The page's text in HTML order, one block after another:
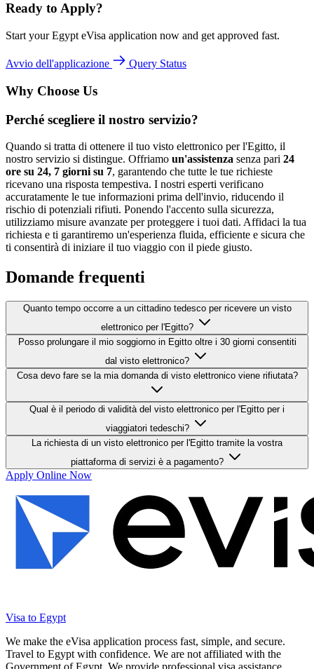
Ready to Apply?
Start your Egypt eVisa application now and get approved fast.
Avvio dell'applicazione Query Status
Why Choose Us
Perché scegliere il nostro servizio?
Quando si tratta di ottenere il tuo visto elettronico per l'Egitto, il
nostro servizio si distingue. Offriamo un'assistenza senza pari 24
ore su 24, 7 giorni su 7, garantendo che tutte le tue richieste
ricevano una risposta tempestiva. I nostri esperti verificano
accuratamente le tue informazioni prima dell'invio, riducendo il
rischio di potenziali rifiuti. Ponendo l'accento sulla sicurezza,
utilizziamo misure avanzate per proteggere i tuoi dati. Affidaci la tua
richiesta e ti garantiremo un'esperienza fluida, efficiente e sicura che
ti consentirà di iniziare il tuo viaggio con il piede giusto.
Domande frequenti
Quanto tempo occorre a un cittadino tedesco per ricevere un visto
elettronico per l'Egitto?
Posso prolungare il mio soggiorno in Egitto oltre i 30 giorni consentiti
dal visto elettronico?
Cosa devo fare se la mia domanda di visto elettronico viene rifiutata?
Qual è il periodo di validità del visto elettronico per l'Egitto per i
viaggiatori tedeschi?
La richiesta di un visto elettronico per l'Egitto tramite la vostra
piattaforma di servizi è a pagamento?
Apply Online Now
Visa to Egypt
We make the eVisa application process fast, simple, and secure.
Travel to Egypt with confidence. We are not affiliated with the
Government of Egypt. We provide professional visa assistance